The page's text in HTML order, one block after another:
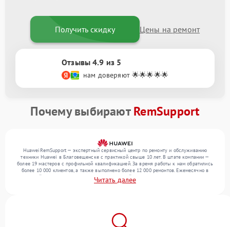
Получить скидку Цены на ремонт
Отзывы 4.9 из 5
нам доверяют 🌟🌟🌟🌟🌟
Почему выбираютRemSupport
HuaweiRemSupport — экспертный сервисный центр по ремонту и обслуживанию
техники Huawei в Благовещенске с практикой свыше 10 лет. В штате компании —
более 19 мастеров с профильной квалификацией. За время работы к нам обратились
более 10 000 клиентов, а также выполнено более 12 000 ремонтов. Ежемесячно в
сервисный центр поступает более 300 обращений, включая , , . Мы беремся за задачи
любой сложности и поддерживаем высокий стандарт качества благодаря
Читать далее